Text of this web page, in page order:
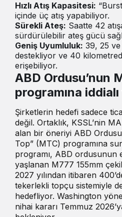
Hızlı Atış Kapasitesi:
içinde üç atış yapabiliyor.
Sürekli Ateş: Saatte 42
sürdürülebilir ateş gücü
Geniş Uyumluluk: 39, 25
destekliyor ve 40
erişebiliyor.
ABD Ordusu’nun
programına
Şirketlerin hedefi sadece
değil. Ortaklık, KSSL’nin
alan bir öneriyi ABD
Top” (MTC) programına
programı, ABD ordusunun
yaşlanan M777 155mm
2027 yılından itibaren
tekerlekli topçu sistemiyle
hedefliyor. Washington
nihai kararı Temmuz